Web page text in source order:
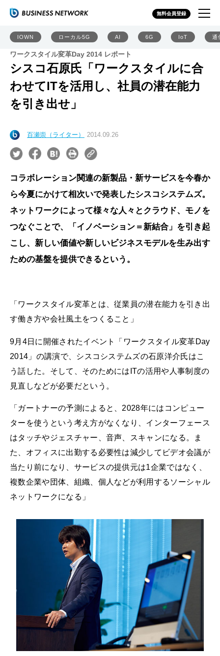
無料会員登録
IOWN ローカル5G AI 6G IoT 通
ワークスタイル変革Day 2014 レポート
シスコ石原氏「ワークスタイルに合
わせてITを活用し、社員の潜在能力
を引き出せ」
百瀬崇（ライター） 2014.09.26
コラボレーション関連の新製品・新サービスを今春か
ら今夏にかけて相次いで発表したシスコシステムズ。
ネットワークによって様々な人々とクラウド、モノを
つなぐことで、「イノベーション＝新結合」を引き起
こし、新しい価値や新しいビジネスモデルを生み出す
ための基盤を提供できるという。
「ワークスタイル変革とは、従業員の潜在能力を引き出
す働き方や会社風土をつくること」
9月4日に開催されたイベント「ワークスタイル変革Day
2014」の講演で、シスコシステムズの石原洋介氏はこ
う話した。そして、そのためにはITの活用や人事制度の
見直しなどが必要だという。
「ガートナーの予測によると、2028年にはコンピュー
ターを使うという考え方がなくなり、インターフェース
はタッチやジェスチャー、音声、スキャンになる。ま
た、オフィスに出勤する必要性は減少してビデオ会議が
当たり前になり、サービスの提供元は1企業ではなく、
複数企業や団体、組織、個人などが利用するソーシャル
ネットワークになる」